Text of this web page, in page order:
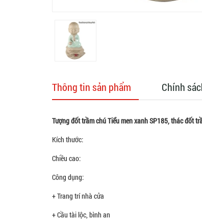
Thông tin sản phẩm Chính
Tượng đốt trầm chú Tiểu men xanh SP185, thác đốt
Kích thước:
Chiều cao:
Công dụng:
+ Trang trí nhà cửa
+ Cầu tài lộc, bình an